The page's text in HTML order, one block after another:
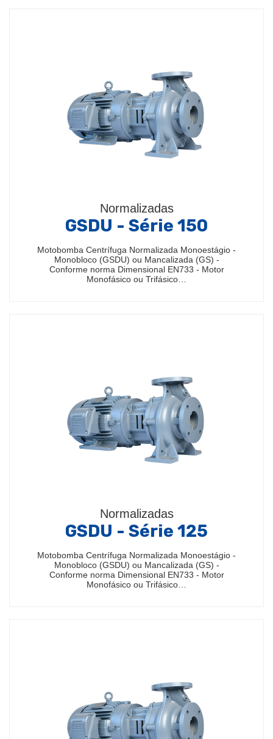
Normalizadas
GSDU - Série 150
Motobomba Centrífuga Normalizada Monoestágio -
Monobloco (GSDU) ou Mancalizada (GS) -
Conforme norma Dimensional EN733 - Motor
Monofásico ou Trifásico…
Normalizadas
GSDU - Série 125
Motobomba Centrífuga Normalizada Monoestágio -
Monobloco (GSDU) ou Mancalizada (GS) -
Conforme norma Dimensional EN733 - Motor
Monofásico ou Trifásico…